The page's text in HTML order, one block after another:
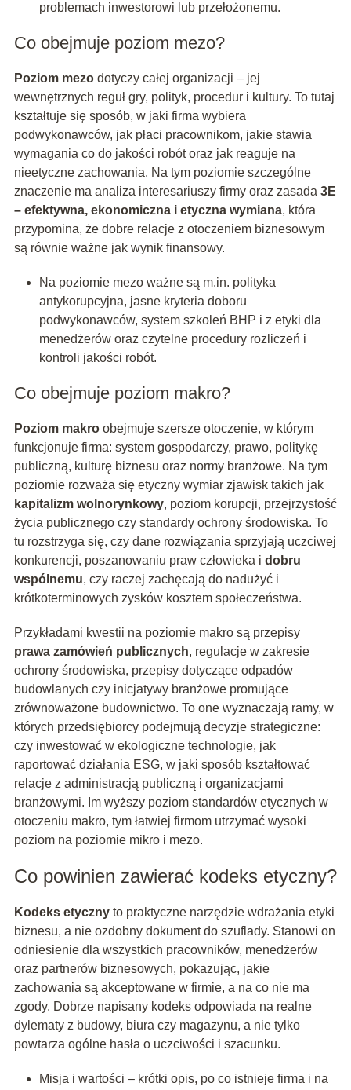
problemach inwestorowi lub przełożonemu.
Co obejmuje poziom mezo?
Poziom mezodotyczy całej organizacji – jej
wewnętrznych reguł gry, polityk, procedur i kultury. To tutaj
kształtuje się sposób, w jaki firma wybiera
podwykonawców, jak płaci pracownikom, jakie stawia
wymagania co do jakości robót oraz jak reaguje na
nieetyczne zachowania. Na tym poziomie szczególne
znaczenie ma analiza interesariuszy firmy oraz zasada 3E
– efektywna, ekonomiczna i etyczna wymiana, która
przypomina, że dobre relacje z otoczeniem biznesowym
są równie ważne jak wynik finansowy.
Na poziomie mezo ważne są m.in. polityka
antykorupcyjna, jasne kryteria doboru
podwykonawców, system szkoleń BHP i z etyki dla
menedżerów oraz czytelne procedury rozliczeń i
kontroli jakości robót.
Co obejmuje poziom makro?
Poziom makroobejmuje szersze otoczenie, w którym
funkcjonuje firma: system gospodarczy, prawo, politykę
publiczną, kulturę biznesu oraz normy branżowe. Na tym
poziomie rozważa się etyczny wymiar zjawisk takich jak
kapitalizm wolnorynkowy, poziom korupcji, przejrzystość
życia publicznego czy standardy ochrony środowiska. To
tu rozstrzyga się, czy dane rozwiązania sprzyjają uczciwej
konkurencji, poszanowaniu praw człowieka i dobru
wspólnemu, czy raczej zachęcają do nadużyć i
krótkoterminowych zysków kosztem społeczeństwa.
Przykładami kwestii na poziomie makro są przepisy
prawa zamówień publicznych, regulacje w zakresie
ochrony środowiska, przepisy dotyczące odpadów
budowlanych czy inicjatywy branżowe promujące
zrównoważone budownictwo. To one wyznaczają ramy, w
których przedsiębiorcy podejmują decyzje strategiczne:
czy inwestować w ekologiczne technologie, jak
raportować działania ESG, w jaki sposób kształtować
relacje z administracją publiczną i organizacjami
branżowymi. Im wyższy poziom standardów etycznych w
otoczeniu makro, tym łatwiej firmom utrzymać wysoki
poziom na poziomie mikro i mezo.
Co powinien zawierać kodeks etyczny?
Kodeks etycznyto praktyczne narzędzie wdrażania etyki
biznesu, a nie ozdobny dokument do szuflady. Stanowi on
odniesienie dla wszystkich pracowników, menedżerów
oraz partnerów biznesowych, pokazując, jakie
zachowania są akceptowane w firmie, a na co nie ma
zgody. Dobrze napisany kodeks odpowiada na realne
dylematy z budowy, biura czy magazynu, a nie tylko
powtarza ogólne hasła o uczciwości i szacunku.
Misja i wartości – krótki opis, po co istnieje firma i na